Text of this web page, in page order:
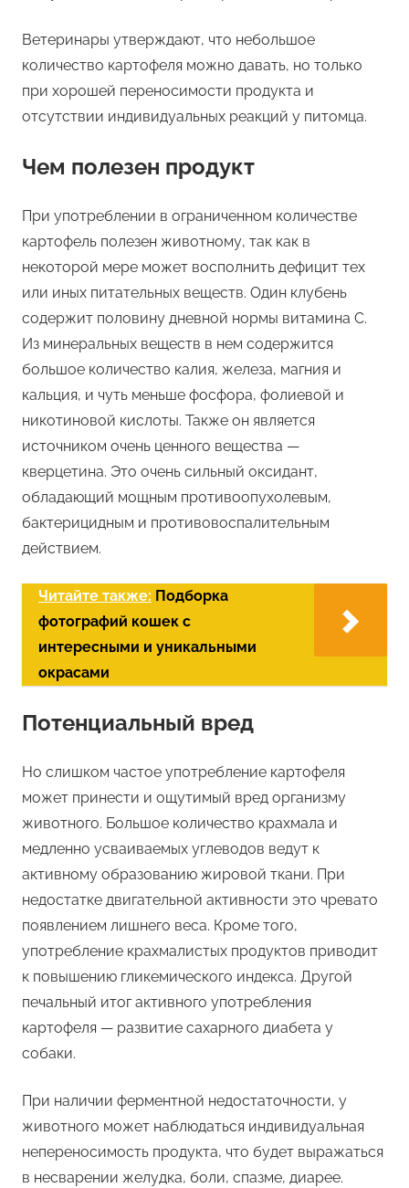
Ветеринары утверждают, что небольшое
количество картофеля можно давать, но только
при хорошей переносимости продукта и
отсутствии индивидуальных реакций у питомца.
Чем полезен продукт
При употреблении в ограниченном количестве
картофель полезен животному, так как в
некоторой мере может восполнить дефицит тех
или иных питательных веществ. Один клубень
содержит половину дневной нормы витамина С.
Из минеральных веществ в нем содержится
большое количество калия, железа, магния и
кальция, и чуть меньше фосфора, фолиевой и
никотиновой кислоты. Также он является
источником очень ценного вещества —
кверцетина. Это очень сильный оксидант,
обладающий мощным противоопухолевым,
бактерицидным и противовоспалительным
действием.
Читайте также: Подборка
фотографий кошек с
интересными и уникальными
окрасами
Потенциальный вред
Но слишком частое употребление картофеля
может принести и ощутимый вред организму
животного. Большое количество крахмала и
медленно усваиваемых углеводов ведут к
активному образованию жировой ткани. При
недостатке двигательной активности это чревато
появлением лишнего веса. Кроме того,
употребление крахмалистых продуктов приводит
к повышению гликемического индекса. Другой
печальный итог активного употребления
картофеля — развитие сахарного диабета у
собаки.
При наличии ферментной недостаточности, у
животного может наблюдаться индивидуальная
непереносимость продукта, что будет выражаться
в несварении желудка, боли, спазме, диарее.